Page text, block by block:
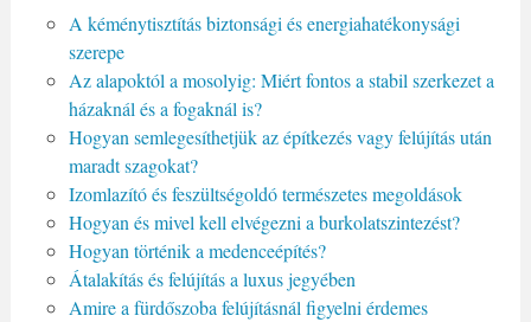
A kéménytisztítás biztonsági és energiahatékonysági
szerepe
Az alapoktól a mosolyig: Miért fontos a stabil szerkezet a
házaknál és a fogaknál is?
Hogyan semlegesíthetjük az építkezés vagy felújítás után
maradt szagokat?
Izomlazító és feszültségoldó természetes megoldások
Hogyan és mivel kell elvégezni a burkolatszintezést?
Hogyan történik a medenceépítés?
Átalakítás és felújítás a luxus jegyében
Amire a fürdőszoba felújításnál figyelni érdemes